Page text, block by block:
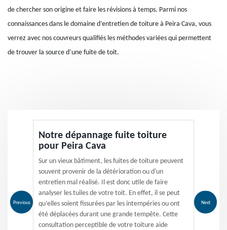
de chercher son origine et faire les révisions à temps. Parmi nos
connaissances dans le domaine d’entretien de toiture à Peira Cava, vous
verrez avec nos couvreurs qualifiés les méthodes variées qui permettent
de trouver la source d’une fuite de toit.
Previous
Notre dépannage fuite toiture
pour Peira Cava
Sur un vieux bâtiment, les fuites de toiture peuvent
souvent provenir de la détérioration ou d'un
entretien mal réalisé. Il est donc utile de faire
analyser les tuiles de votre toit. En effet, il se peut
qu’elles soient fissurées par les intempéries ou ont
été déplacées durant une grande tempête. Cette
consultation perceptible de votre toiture aide
Next